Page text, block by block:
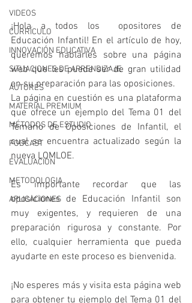
VIDEOS
CURRÍCULO
INNOVACIÓN EDUCATIVA
SITUACIONES DE APRENDIZAJE
AUTORES
MATERIAL PREMIUM
MÉTODOS DE ESTUDIO
PODCAST
EVALUACIÓN
METODOLOGIA
APLICACIONES
¡Hola a todos los  opositores de
Educación Infantil! En el artículo de hoy,
queremos hablarles sobre una página
web que les puede ser de gran utilidad
en su preparación para las oposiciones.
La página en cuestión es una plataforma
que ofrece un ejemplo del Tema 01 del
Temario de Oposiciones de Infantil, el
cual se encuentra actualizado según la
nueva LOMLOE.
Es importante recordar que las
oposiciones de Educación Infantil son
muy exigentes, y requieren de una
preparación rigurosa y constante. Por
ello, cualquier herramienta que pueda
ayudarte en este proceso es bienvenida.
¡No esperes más y visita esta página web
para obtener tu ejemplo del Tema 01 del